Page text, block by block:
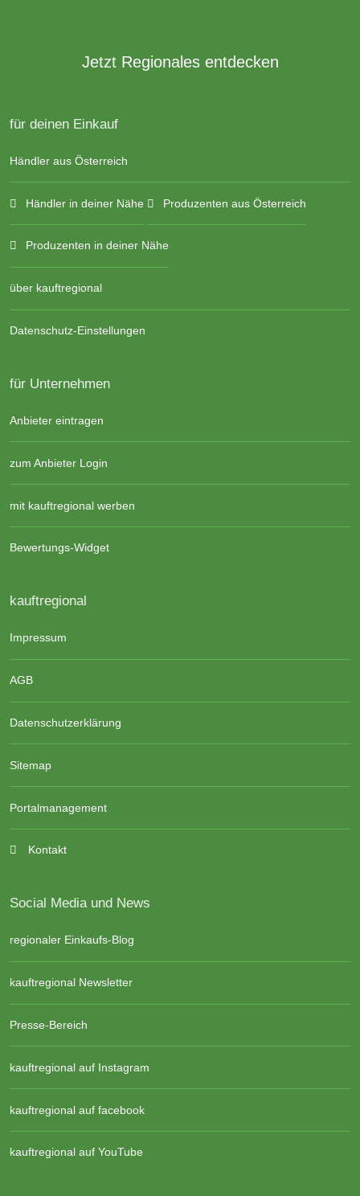
Jetzt Regionales entdecken
für deinen Einkauf
Händler aus Österreich
Händler in deiner Nähe Produzenten aus Österreich
Produzenten in deiner Nähe
über kauftregional
Datenschutz-Einstellungen
für Unternehmen
Anbieter eintragen
zum Anbieter Login
mit kauftregional werben
Bewertungs-Widget
kauftregional
Impressum
AGB
Datenschutzerklärung
Sitemap
Portalmanagement
Kontakt
Social Media und News
regionaler Einkaufs-Blog
kauftregional Newsletter
Presse-Bereich
kauftregional auf Instagram
kauftregional auf facebook
kauftregional auf YouTube